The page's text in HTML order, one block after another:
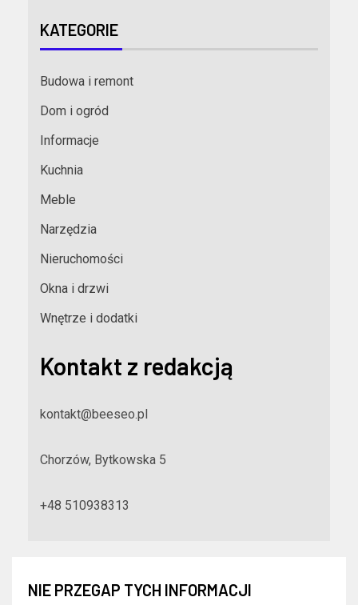
KATEGORIE
Budowa i remont
Dom i ogród
Informacje
Kuchnia
Meble
Narzędzia
Nieruchomości
Okna i drzwi
Wnętrze i dodatki
Kontakt z redakcją
kontakt@beeseo.pl
Chorzów, Bytkowska 5
+48 510938313
NIE PRZEGAP TYCH INFORMACJI